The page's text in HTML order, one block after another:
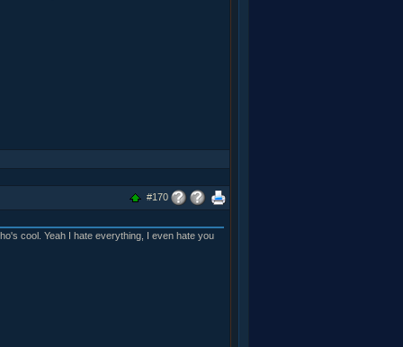
#170
cool. Yeah I hate everything, I even hate you